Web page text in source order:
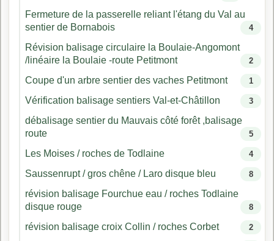
Fermeture de la passerelle reliant l'étang du Val au
sentier de Bornabois
4
Révision balisage circulaire la Boulaie-Angomont
/linéaire la Boulaie -route Petitmont
2
Coupe d'un arbre sentier des vaches Petitmont 1
Vérification balisage sentiers Val-et-Châtillon 3
débalisage sentier du Mauvais côté forêt ,balisage
route
5
Les Moises / roches de Todlaine 4
Saussenrupt / gros chêne / Laro disque bleu 8
révision balisage Fourchue eau / roches Todlaine
disque rouge
8
révision balisage croix Collin / roches Corbet 2